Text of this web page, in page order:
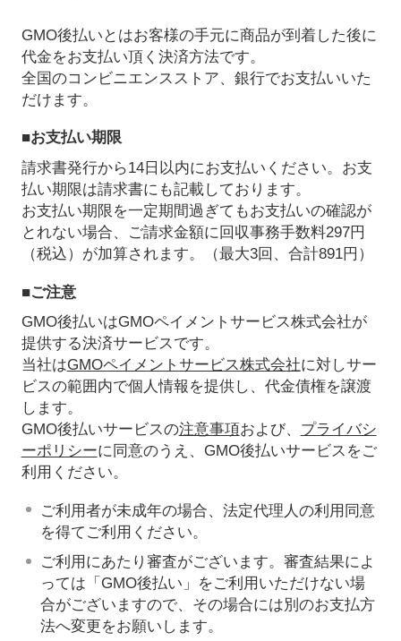
GMO後払いとはお客様の手元に商品が到着した後に
代金をお支払い頂く決済方法です。
全国のコンビニエンスストア、銀行でお支払いいた
だけます。
■お支払い期限
請求書発行から14日以内にお支払いください。お支
払い期限は請求書にも記載しております。
お支払い期限を一定期間過ぎてもお支払いの確認が
とれない場合、ご請求金額に回収事務手数料297円
（税込）が加算されます。（最大3回、合計891円）
■ご注意
GMO後払いはGMOペイメントサービス株式会社が
提供する決済サービスです。
当社はGMOペイメントサービス株式会社に対しサー
ビスの範囲内で個人情報を提供し、代金債権を譲渡
します。
GMO後払いサービスの注意事項および、 プライバシ
ーポリシーに同意のうえ、GMO後払いサービスをご
利用ください。
ご利用者が未成年の場合、法定代理人の利用同意
を得てご利用ください。
ご利用にあたり審査がございます。審査結果によ
っては「GMO後払い」をご利用いただけない場
合がございますので、その場合には別のお支払方
法へ変更をお願いします。